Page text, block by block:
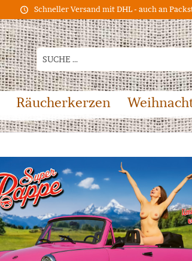
Schneller Versand mit DHL - auch an
Räucherkerzen